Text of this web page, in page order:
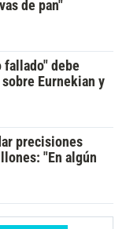
de pan"
debe
Eurnekian y
precisiones
"En algún